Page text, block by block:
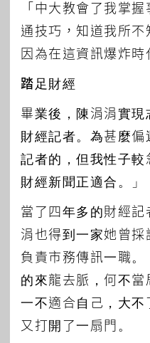
「中大教會了我掌
通技巧，知道我所不
因為在這資訊爆炸時
踏足財經
畢業後，陳涓涓實
財經記者。為甚麼
記者的，但我性子較
財經新聞正適合。」
當了四年多的財經
涓也得到一家她曾採
負責市務傳訊一職。
的來龍去脈，何不
一不適合自己，大
又打開了一扇門。